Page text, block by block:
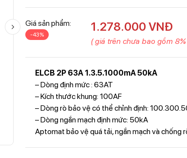
Giá sản phẩm:
-43%
1.278.000 VNĐ
( giá trên chưa bao gồm 8%
ELCB 2P 63A 1.3.5.1000mA 50kA
– Dòng định mức : 63AT
– Kích thước khung: 100AF
– Dòng rò bảo vệ có thể chỉnh định:
– Dòng ngắn mạch định mức: 50kA
Aptomat bảo vệ quá tải, ngắn mạch và chống